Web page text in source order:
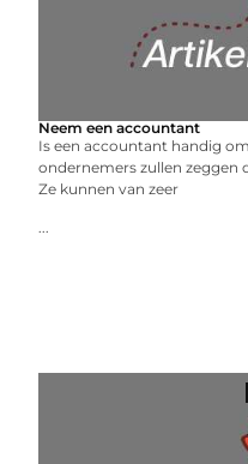
Neem een accountant
Is een accountant handig
ondernemers zullen zeggen
Ze kunnen van zeer
...